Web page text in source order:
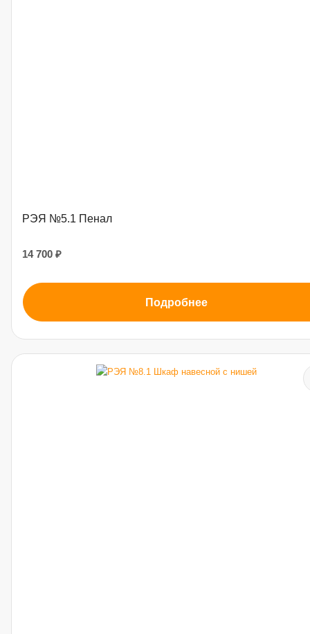
РЭЯ №5.1 Пенал
14 700 ₽
Подробнее